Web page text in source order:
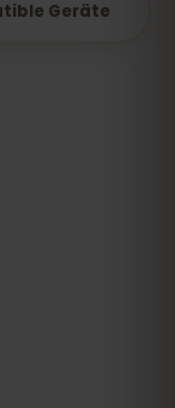
Geräte